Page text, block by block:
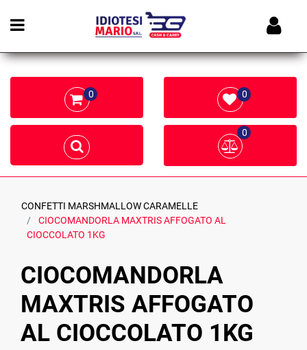
Open menu
0 0
0
CONFETTI MARSHMALLOW CARAMELLE
CIOCOMANDORLA MAXTRIS AFFOGATO AL
CIOCCOLATO 1KG
CIOCOMANDORLA
MAXTRIS AFFOGATO
AL CIOCCOLATO 1KG